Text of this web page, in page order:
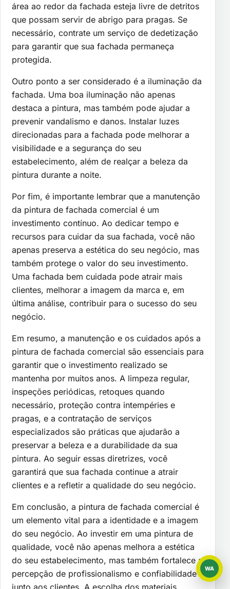
área ao redor da fachada esteja livre de detritos
que possam servir de abrigo para pragas. Se
necessário, contrate um serviço de dedetização
para garantir que sua fachada permaneça
protegida.
Outro ponto a ser considerado é a iluminação da
fachada. Uma boa iluminação não apenas
destaca a pintura, mas também pode ajudar a
prevenir vandalismo e danos. Instalar luzes
direcionadas para a fachada pode melhorar a
visibilidade e a segurança do seu
estabelecimento, além de realçar a beleza da
pintura durante a noite.
Por fim, é importante lembrar que a manutenção
da pintura de fachada comercial é um
investimento contínuo. Ao dedicar tempo e
recursos para cuidar da sua fachada, você não
apenas preserva a estética do seu negócio, mas
também protege o valor do seu investimento.
Uma fachada bem cuidada pode atrair mais
clientes, melhorar a imagem da marca e, em
última análise, contribuir para o sucesso do seu
negócio.
Em resumo, a manutenção e os cuidados após a
pintura de fachada comercial são essenciais para
garantir que o investimento realizado se
mantenha por muitos anos. A limpeza regular,
inspeções periódicas, retoques quando
necessário, proteção contra intempéries e
pragas, e a contratação de serviços
especializados são práticas que ajudarão a
preservar a beleza e a durabilidade da sua
pintura. Ao seguir essas diretrizes, você
garantirá que sua fachada continue a atrair
clientes e a refletir a qualidade do seu negócio.
Em conclusão, a pintura de fachada comercial é
um elemento vital para a identidade e a imagem
do seu negócio. Ao investir em uma pintura de
qualidade, você não apenas melhora a estética
do seu estabelecimento, mas também fortalece a
percepção de profissionalismo e confiabilidade
junto aos clientes. A escolha dos materiais
WA